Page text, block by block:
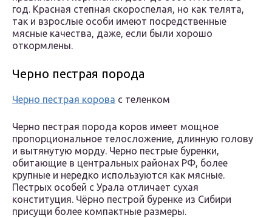
год. Красная степная скороспелая, но как телята,
так и взрослые особи имеют посредственные
мясные качества, даже, если были хорошо
откормлены.
Черно пестрая порода
Черно пестрая корова с теленком
Черно пестрая порода коров имеет мощное
пропорциональное телосложение, длинную голову
и вытянутую морду. Черно пестрые буренки,
обитающие в центральных районах РФ, более
крупные и нередко используются как мясные.
Пестрых особей с Урала отличает сухая
конституция. Чёрно пестрой буренке из Сибири
присущи более компактные размеры.